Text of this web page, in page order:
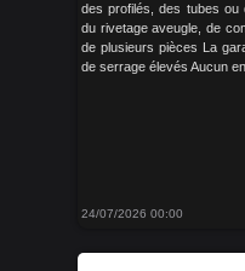
des profilés, des tubes ou
du rivetage aveugle, de
de plusieurs pièces La
de serrage élevés Aucun
24/07/2026 00:00